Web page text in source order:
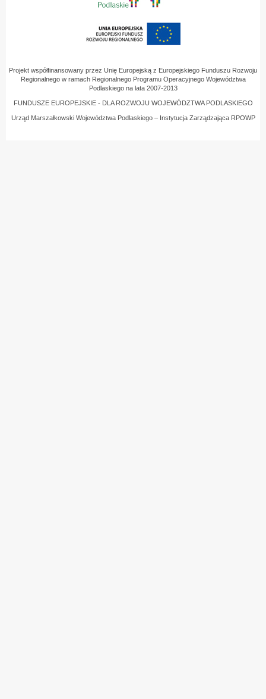
Projekt współfinansowany przez Unię Europejską z Europejskiego Funduszu Rozwoju
Regionalnego w ramach Regionalnego Programu Operacyjnego Województwa
Podlaskiego na lata 2007-2013
FUNDUSZE EUROPEJSKIE - DLA ROZWOJU WOJEWÓDZTWA PODLASKIEGO
Urząd Marszałkowski Województwa Podlaskiego – Instytucja Zarządzająca RPOWP